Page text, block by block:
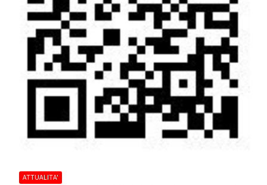
ATTUALITA'